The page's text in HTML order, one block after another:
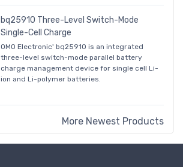
bq25910 Three-Level Switch-Mode
Single-Cell Charge
OMO Electronic' bq25910 is an integrated
three-level switch-mode parallel battery
charge management device for single cell Li-
ion and Li-polymer batteries.
More Newest Products